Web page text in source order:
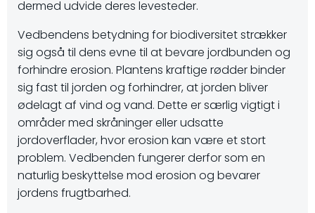
dermed udvide deres levesteder.
Vedbendens betydning for biodiversitet strækker
sig også til dens evne til at bevare jordbunden og
forhindre erosion. Plantens kraftige rødder binder
sig fast til jorden og forhindrer, at jorden bliver
ødelagt af vind og vand. Dette er særlig vigtigt i
områder med skråninger eller udsatte
jordoverflader, hvor erosion kan være et stort
problem. Vedbenden fungerer derfor som en
naturlig beskyttelse mod erosion og bevarer
jordens frugtbarhed.